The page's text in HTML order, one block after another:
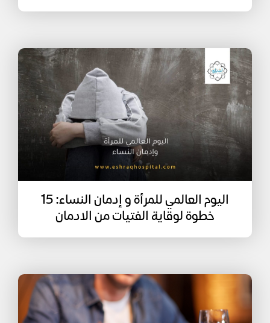
اليوم العالمي للمرأة و إدمان النساء: 15
خطوة لوقاية الفتيات من الادمان